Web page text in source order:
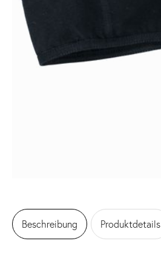
Beschreibung Produktdetails